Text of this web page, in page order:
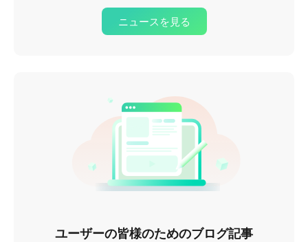
ニュースを見る
ユーザーの皆様のためのブログ記事